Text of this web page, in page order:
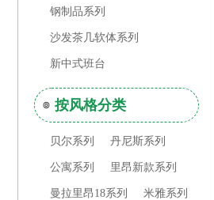
钢制品系列
沙发茶几软体系列
新中式班台
按风格分类
贝尔系列 丹尼斯系列
公寓系列 里昂新款系列
曼拉里昂18系列 米雅系列